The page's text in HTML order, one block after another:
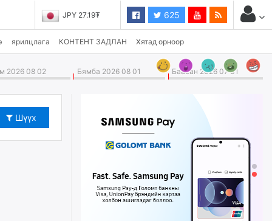
JPY 27.19₮ 625
ярилцлага КОНТЕНТ ЗАДЛАН Хятад орноор
2026 08 02 Бямба 2026 08 01 Баасан 2026 07 31
Шүүх